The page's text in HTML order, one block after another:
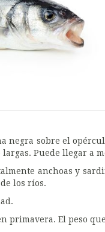
negra sobre el
Puede llegar a
anchoas y
los ríos.
primavera. El peso